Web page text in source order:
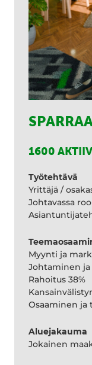
1600
Työtehtävä
Yrittäjä /
Johtavassa
Myynti ja
Johtaminen ja
Rahoitus 38%
Osaaminen ja
Aluejakauma
Jokainen